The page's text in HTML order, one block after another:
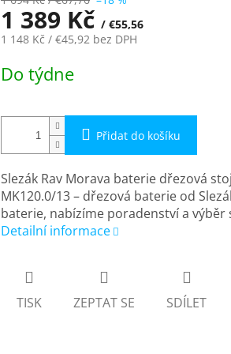
1 389 Kč / €55,56
1 148 Kč / €45,92 bez DPH
cena:
Do týdne
Přidat do košíku
Slezák Rav Morava baterie dřezová
MK120.0/13 – dřezová baterie od
baterie, nabízíme poradenství a výběr
Detailní informace
TISK ZEPTAT SE SDÍLET